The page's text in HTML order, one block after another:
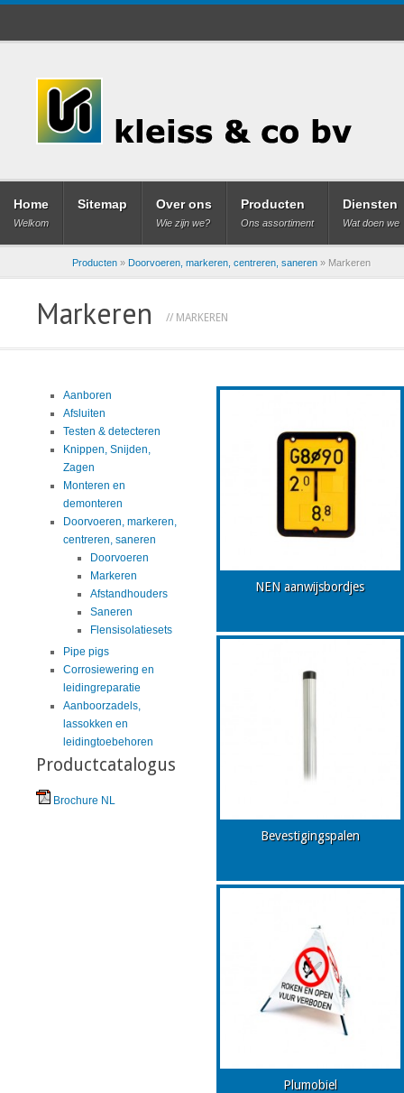
Home
Welkom
Sitemap Over ons
Wie zijn we?
Producten
Ons assortiment
Diensten
Wat doen we
Producten » Doorvoeren, markeren, centreren, saneren » Markeren
Markeren // MARKEREN
Aanboren
Afsluiten
Testen & detecteren
Knippen, Snijden,
Zagen
Monteren en
demonteren
Doorvoeren, markeren,
centreren, saneren
Doorvoeren
Markeren
Afstandhouders
Saneren
Flensisolatiesets
Pipe pigs
Corrosiewering en
leidingreparatie
Aanboorzadels,
lassokken en
leidingtoebehoren
Productcatalogus
Brochure NL
NEN aanwijsbordjes
Bevestigingspalen
Plumobiel